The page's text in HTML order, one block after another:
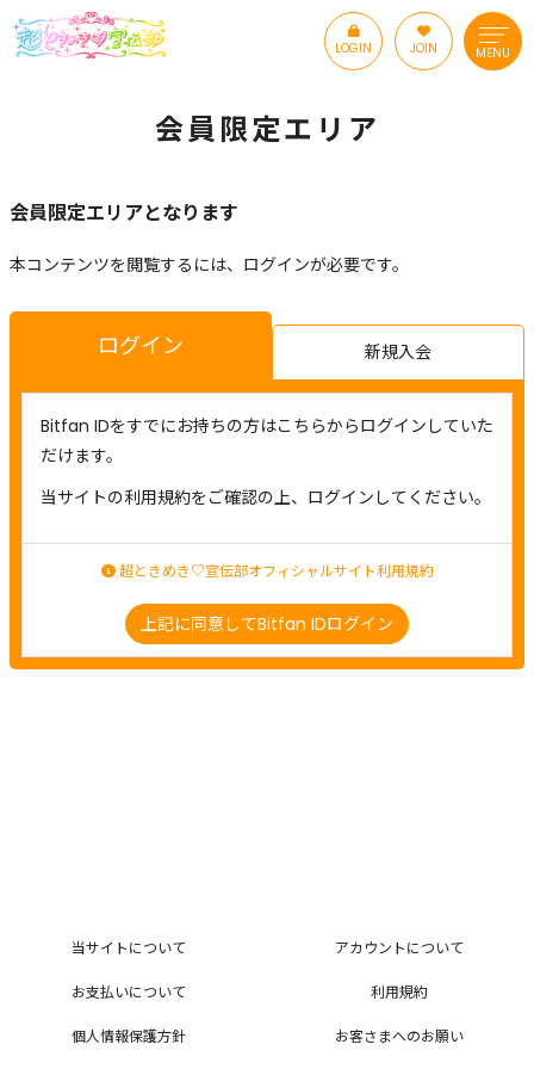
LOGIN JOIN MENU
会員限定エリア
会員限定エリアとなります
本コンテンツを閲覧するには、ログインが必要です。
ログイン 新規入会
Bitfan IDをすでにお持ちの方はこちらからログインしていた
だけます。
当サイトの利用規約をご確認の上、ログインしてください。
超ときめき♡宣伝部オフィシャルサイト利用規約
上記に同意してBitfan IDログイン
当サイトについて アカウントについて
お支払いについて 利用規約
個人情報保護方針 お客さまへのお願い